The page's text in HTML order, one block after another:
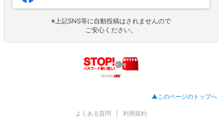
※上記SNS等に自動投稿はされませんので
ご安心ください。
▲このページのトップへ
よくある質問 利用規約